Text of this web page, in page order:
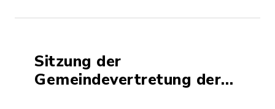
Sitzung der
Gemeindevertretung der